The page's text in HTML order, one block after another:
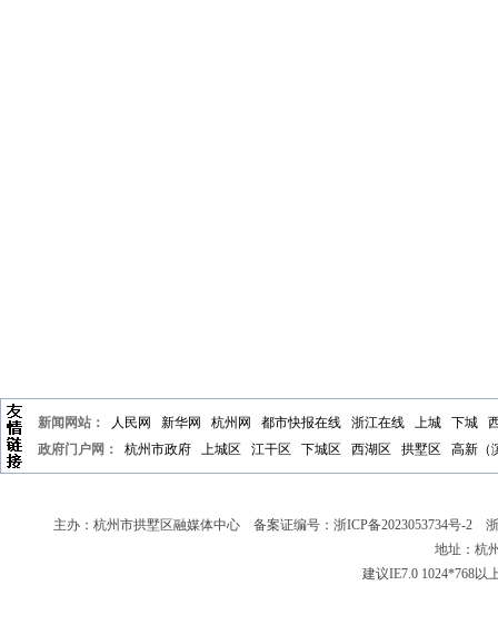
新闻网站： 人民网 新华网 杭州网 都市快报在线 浙江在线 上城 下城
政府门户网：
杭州市政府 上城区 江干区 下城区 西湖区 拱墅区 高新（
主办：杭州市拱墅区融媒体中心 备案证编号： 浙ICP备2023053734号-2 浙
地址：杭
建议IE7.0 1024*768